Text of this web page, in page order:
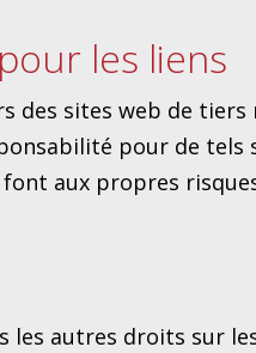
les liens
des sites web de
pour de tels
aux propres
les autres droits sur